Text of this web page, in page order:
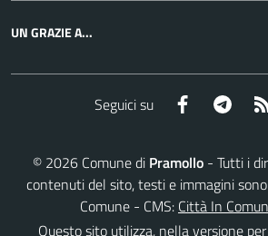
UN GRAZIE A...
Seguici su Facebook
© 2026Comune di Pramollo- Tutti i
contenuti del sito, testi e immagini
Comune - CMS: Città In
Questo sito utilizza, nella versione per